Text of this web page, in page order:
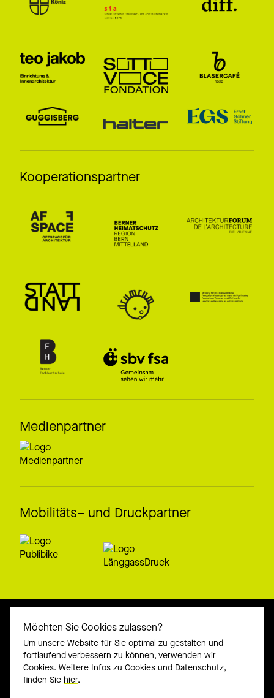
Kooperationspartner
Medienpartner
Mobilitäts– und Druckpartner
© 2027 Verein Open House Bern
openhouseworldwide.org
Möchten Sie Cookies zulassen?
Um unsere Website für Sie optimal zu gestalten und
fortlaufend verbessern zu können, verwenden wir
Cookies. Weitere Infos zu Cookies und Datenschutz,
finden Sie hier.